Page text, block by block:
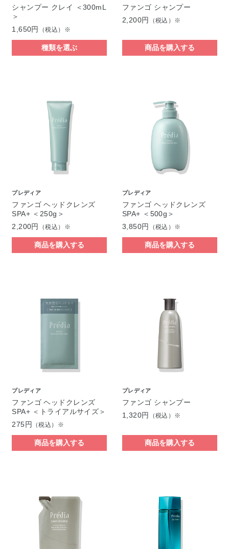
シャンプー クレイ ＜300mL
＞
1,650円
（税込）※
種類を選ぶ
ファンゴ シャンプー
2,200円
（税込）※
商品を購入する
プレディア
ファンゴ ヘッドクレンズ
SPA+ ＜250g＞
2,200円
（税込）※
商品を購入する
プレディア
ファンゴ ヘッドクレンズ
SPA+ ＜500g＞
3,850円
（税込）※
商品を購入する
プレディア
ファンゴ ヘッドクレンズ
SPA+ ＜トライアルサイズ＞
275円
（税込）※
商品を購入する
プレディア
ファンゴ シャンプー
1,320円
（税込）※
商品を購入する